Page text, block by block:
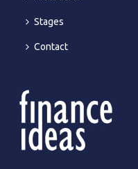
Stages
Contact